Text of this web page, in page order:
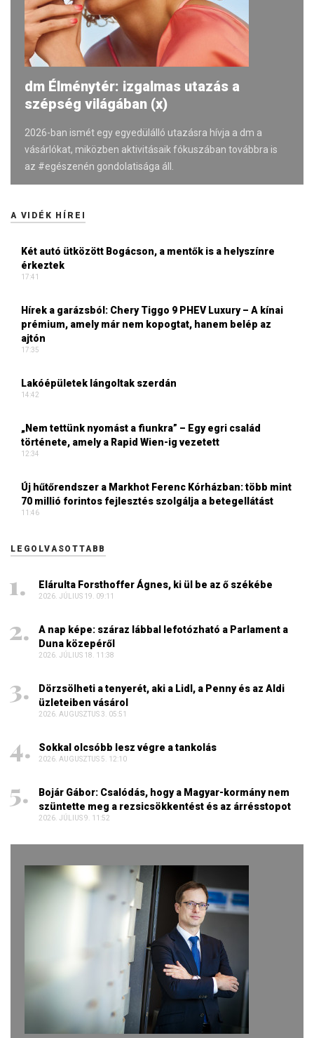
dm Élménytér: izgalmas utazás a
szépség világában (x)
2026-ban ismét egy egyedülálló utazásra hívja a dm a
vásárlókat, miközben aktivitásaik fókuszában továbbra is
az #egészenén gondolatisága áll.
A VIDÉK HÍREI
Két autó ütközött Bogácson, a mentők is a helyszínre
érkeztek
17:41
Hírek a garázsból: Chery Tiggo 9 PHEV Luxury – A kínai
prémium, amely már nem kopogtat, hanem belép az
ajtón
17:35
Lakóépületek lángoltak szerdán
14:42
„Nem tettünk nyomást a fiunkra” – Egy egri család
története, amely a Rapid Wien-ig vezetett
12:34
Új hűtőrendszer a Markhot Ferenc Kórházban: több mint
70 millió forintos fejlesztés szolgálja a betegellátást
11:46
LEGOLVASOTTABB
Elárulta Forsthoffer Ágnes, ki ül be az ő székébe
2026. JÚLIUS 19. 09:11
A nap képe: száraz lábbal lefotózható a Parlament a
Duna közepéről
2026. JÚLIUS 18. 11:38
Dörzsölheti a tenyerét, aki a Lidl, a Penny és az Aldi
üzleteiben vásárol
2026. AUGUSZTUS 3. 05:51
Sokkal olcsóbb lesz végre a tankolás
2026. AUGUSZTUS 5. 12:10
Bojár Gábor: Csalódás, hogy a Magyar-kormány nem
szüntette meg a rezsicsökkentést és az árrésstopot
2026. JÚLIUS 9. 11:52